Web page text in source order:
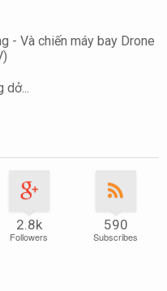
- Và chiến máy bay Drone
dở...
2.8k
Followers
590
Subscribes